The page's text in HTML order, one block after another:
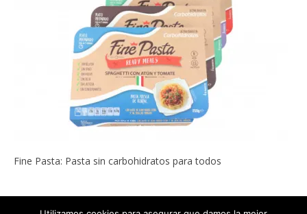
Fine Pasta: Pasta sin carbohidratos para todos